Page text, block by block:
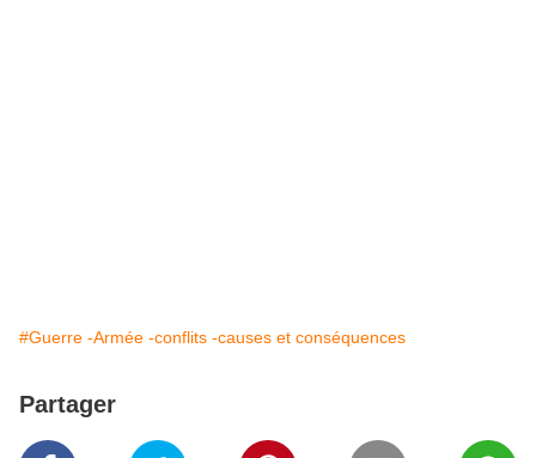
#Guerre -Armée -conflits -causes et conséquences
Partager